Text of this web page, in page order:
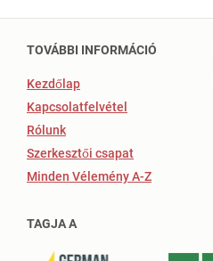
TOVÁBBI INFORMÁCIÓ
Kezdőlap
Kapcsolatfelvétel
Rólunk
Szerkesztői csapat
Minden Vélemény A-Z
TAGJA A